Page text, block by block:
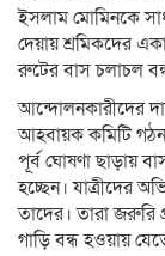
ইসলাম মোমিনকে
দেয়ায় শ্রমিকদের
রুটের বাস চলাচল
আন্দোলনকারীদের
আহবায়ক কমিটি গঠন
পূর্ব ঘোষণা ছাড়ায়
হচ্ছেন। যাত্রীদের
তাদের। তারা জরুরি
গাড়ি বন্ধ হওয়ায়